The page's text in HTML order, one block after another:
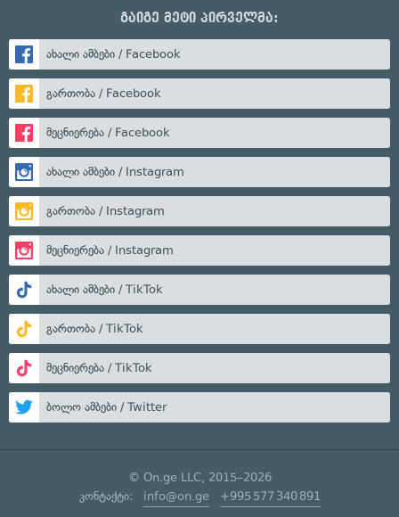
გაიგე მეტი პირველმა:
ახალი ამბები / Facebook
გართობა / Facebook
მეცნიერება / Facebook
ახალი ამბები / Instagram
გართობა / Instagram
მეცნიერება / Instagram
ახალი ამბები / TikTok
გართობა / TikTok
მეცნიერება / TikTok
ბოლო ამბები / Twitter
© On.ge LLC, 2015–2026
კონტაქტი: info@on.ge +995 577 340 891